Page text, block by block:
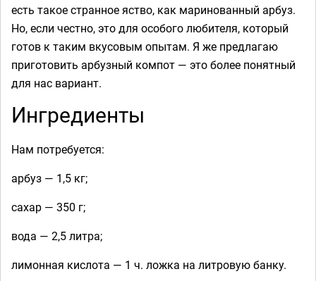
есть такое странное яство, как маринованный арбуз.
Но, если честно, это для особого любителя, который
готов к таким вкусовым опытам. Я же предлагаю
приготовить арбузный компот — это более понятный
для нас вариант.
Ингредиенты
Нам потребуется:
арбуз — 1,5 кг;
сахар — 350 г;
вода — 2,5 литра;
лимонная кислота — 1 ч. ложка на литровую банку.